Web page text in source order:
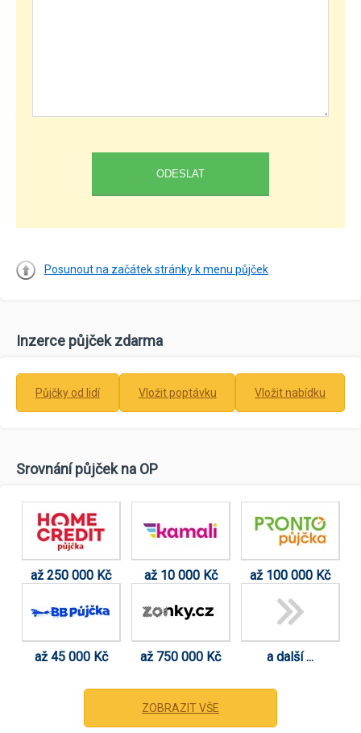
Posunout na začátek stránky k menu půjček
Inzerce půjček zdarma
Půjčky od lidí Vložit poptávku Vložit nabídku
Srovnání půjček na OP
až 250 000 Kč až 10 000 Kč až 100 000 Kč
až 45 000 Kč až 750 000 Kč a další ...
ZOBRAZIT VŠE